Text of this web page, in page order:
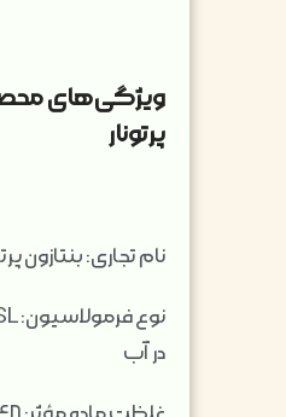
ویژگی‌های
پرتونار
نام تجاری: بنتازون
در آب